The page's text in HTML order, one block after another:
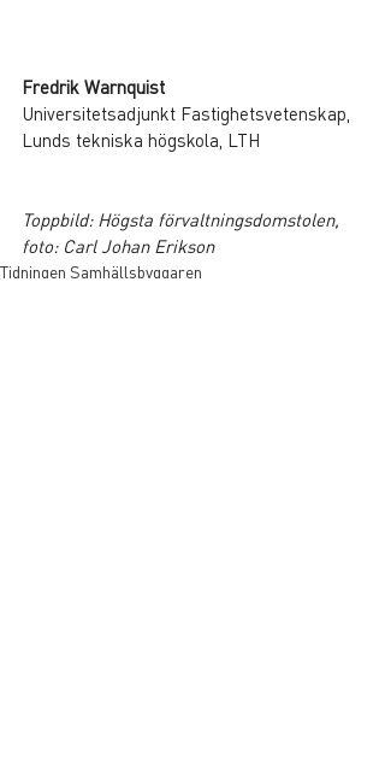
Fredrik Warnquist
Universitetsadjunkt Fastighetsvetenskap,
Lunds tekniska högskola, LTH
Toppbild: Högsta förvaltningsdomstolen,
foto: Carl Johan Erikson
Tidningen Samhällsbyggaren